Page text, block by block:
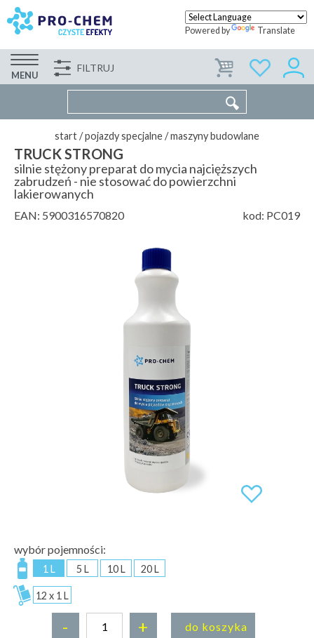
Powered by Translate
MENU
FILTRUJ WSPÓŁPRACA KONTAKT
start/pojazdy specjalne/maszyny budowlane
TRUCK STRONG
silnie stężony preparat do mycia najcięższych
zabrudzeń - nie stosować do powierzchni
lakierowanych
EAN: 5900316570820 kod: PC019
wybór pojemności:
1 L 5 L 10 L 20 L
12 x 1 L
- + do koszyka